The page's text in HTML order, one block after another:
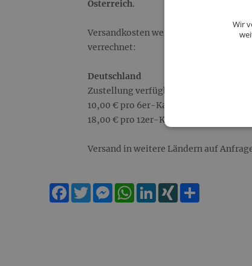
Österreich.
Versandkosten werden pro
verrechnet:
Deutschland
Zustellung verfügbar ab 6 bestellten
10,00 € pro 6er-Karton/Kiste.
18,00 € pro 12er-Karton/Kiste.
Versand in weitere Ländern auf
Facebook
TwitterMessengerWhatsApp
LinkedInXING
Wir